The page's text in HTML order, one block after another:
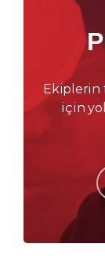
Ekiplerin
için